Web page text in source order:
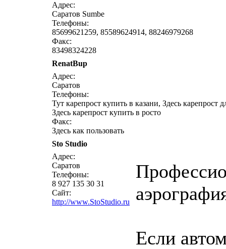
Адрес:
Саратов Sumbe
Телефоны:
85699621259, 85589624914, 88246979268
Факс:
83498324228
RenatBup
Адрес:
Саратов
Телефоны:
Тут карепрост купить в казани, Здесь карепрост
Здесь карепрост купить в росто
Факс:
Здесь как пользовать
Sto Studio
Адрес:
Саратов
Телефоны:
8 927 135 30 31
Сайт:
http://www.StoStudio.ru
Если